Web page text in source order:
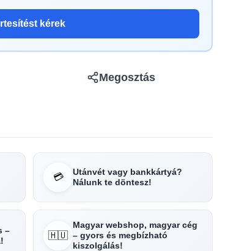
kérek
Megosztás
💳
Utánvét vagy bankkártyá?
Nálunk te döntesz!
–
🇭🇺
Magyar webshop, magyar cég
– gyors és megbízható
kiszolgálás!